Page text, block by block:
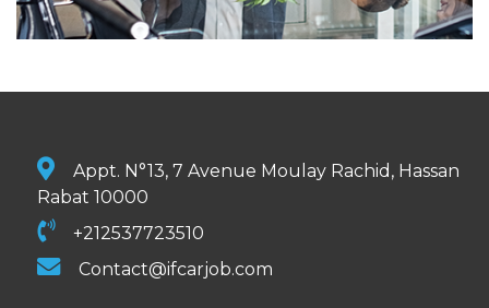
Appt. N°13, 7 Avenue Moulay Rachid, Hassan
Rabat 10000
+212537723510
Contact@ifcarjob.com